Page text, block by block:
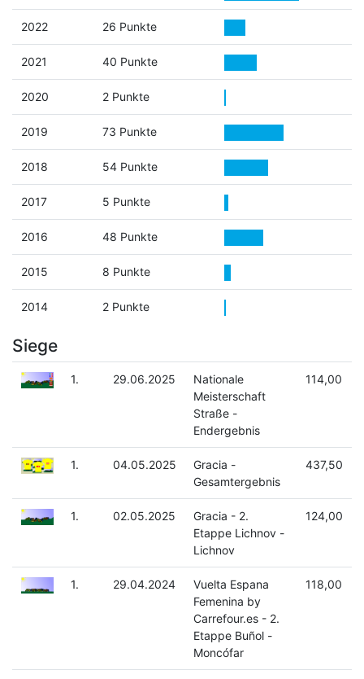
2022 26 Punkte
2021 40 Punkte
2020 2 Punkte
2019 73 Punkte
2018 54 Punkte
2017 5 Punkte
2016 48 Punkte
2015 8 Punkte
2014 2 Punkte
Siege
1. 29.06.2025
Nationale
Meisterschaft
Straße -
Endergebnis
114,00
1. 04.05.2025
Gracia -
Gesamtergebnis
437,50
1. 02.05.2025
Gracia - 2.
Etappe Lichnov -
Lichnov
124,00
1. 29.04.2024
Vuelta Espana
Femenina by
Carrefour.es - 2.
Etappe Buñol -
Moncófar
118,00